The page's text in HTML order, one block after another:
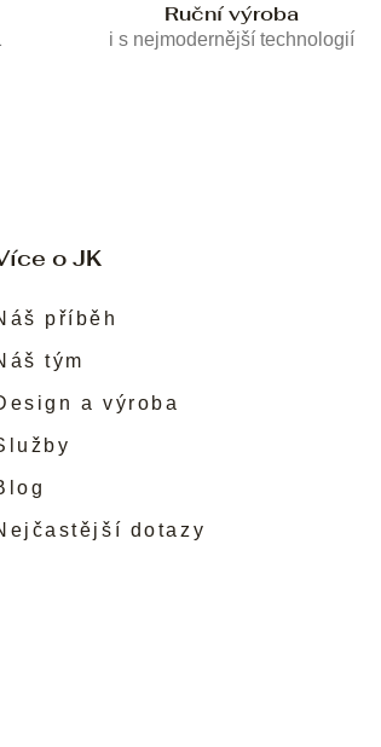
Ruční výroba
i s nejmodernější technologií
o JK
příběh
tým
a výroba
dotazy